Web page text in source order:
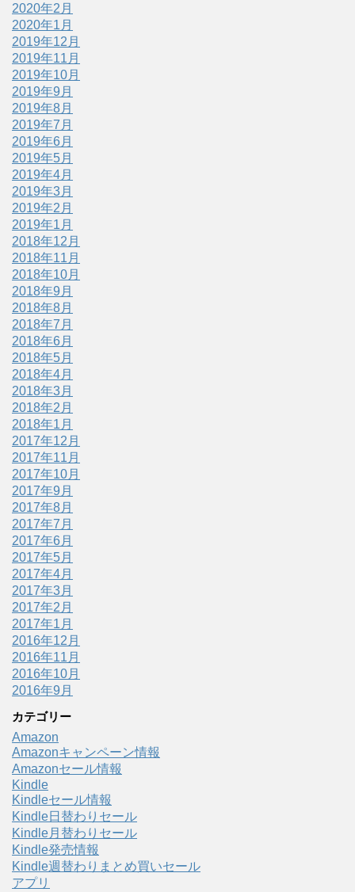
2020年2月
2020年1月
2019年12月
2019年11月
2019年10月
2019年9月
2019年8月
2019年7月
2019年6月
2019年5月
2019年4月
2019年3月
2019年2月
2019年1月
2018年12月
2018年11月
2018年10月
2018年9月
2018年8月
2018年7月
2018年6月
2018年5月
2018年4月
2018年3月
2018年2月
2018年1月
2017年12月
2017年11月
2017年10月
2017年9月
2017年8月
2017年7月
2017年6月
2017年5月
2017年4月
2017年3月
2017年2月
2017年1月
2016年12月
2016年11月
2016年10月
2016年9月
カテゴリー
Amazon
Amazonキャンペーン情報
Amazonセール情報
Kindle
Kindleセール情報
Kindle日替わりセール
Kindle月替わりセール
Kindle発売情報
Kindle週替わりまとめ買いセール
アプリ